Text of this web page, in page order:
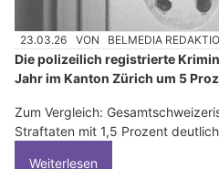
23.03.26 VON BELMEDIA
Die polizeilich registrierte
Jahr im Kanton Zürich um 5
Zum Vergleich:
Straftaten mit 1,5 Prozent
Weiterlesen